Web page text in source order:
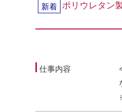
新着 ポリウレタン
仕事内容